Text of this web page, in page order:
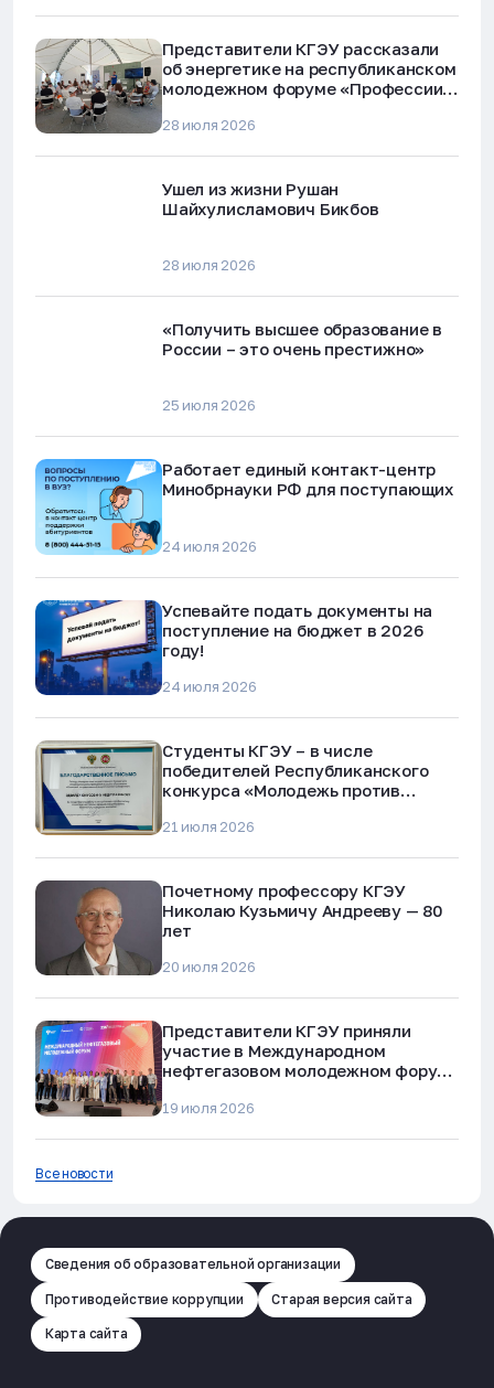
Представители КГЭУ рассказали
об энергетике на республиканском
молодежном форуме «Профессии
28 июля 2026
Ушел из жизни Рушан
Шайхулисламович Бикбов
28 июля 2026
«Получить высшее образование в
России – это очень престижно»
25 июля 2026
Работает единый контакт-центр
Минобрнауки РФ для поступающих
24 июля 2026
Успевайте подать документы на
поступление на бюджет в 2026
году!
24 июля 2026
Студенты КГЭУ – в числе
победителей Республиканского
конкурса «Молодежь против
мошенничества»
21 июля 2026
Почетному профессору КГЭУ
Николаю Кузьмичу Андрееву — 80
лет
20 июля 2026
Представители КГЭУ приняли
участие в Международном
нефтегазовом молодежном форуме
19 июля 2026
Все новости
Сведения об образовательной организации
Противодействие коррупции Старая версия сайта
Карта сайта